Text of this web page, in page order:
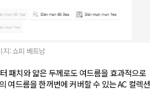
지: 쇼피 베트남
패치와 얇은 두께로도 여드름을 효과적으로
여드름을 한꺼번에 커버할 수 있는 AC 컬렉션